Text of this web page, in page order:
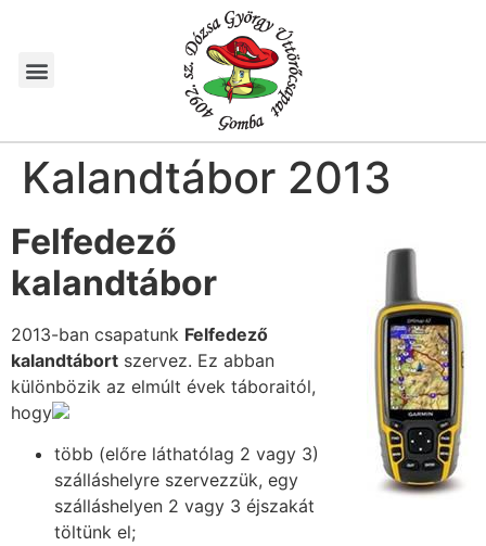
Kalandtábor 2013
Felfedező
kalandtábor
2013-ban csapatunk Felfedező
kalandtábort szervez. Ez abban
különbözik az elmúlt évek táboraitól,
hogy
több (előre láthatólag 2 vagy 3)
szálláshelyre szervezzük, egy
szálláshelyen 2 vagy 3 éjszakát
töltünk el;